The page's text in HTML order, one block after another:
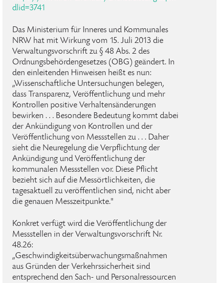
dlid=3741
Das Ministerium für Inneres und Kommunales
NRW hat mit Wirkung vom 15. Juli 2013 die
Verwaltungsvorschrift zu § 48 Abs. 2 des
Ordnungsbehördengesetzes (OBG) geändert. In
den einleitenden Hinweisen heißt es nun:
„Wissenschaftliche Untersuchungen belegen,
dass Transparenz, Veröffentlichung und mehr
Kontrollen positive Verhaltensänderungen
bewirken . . . Besondere Bedeutung kommt dabei
der Ankündigung von Kontrollen und der
Veröffentlichung von Messstellen zu . . . Daher
sieht die Neuregelung die Verpflichtung der
Ankündigung und Veröffentlichung der
kommunalen Messstellen vor. Diese Pflicht
bezieht sich auf die Messörtlichkeiten, die
tagesaktuell zu veröffentlichen sind, nicht aber
die genauen Messzeitpunkte."
Konkret verfügt wird die Veröffentlichung der
Messstellen in der Verwaltungsvorschrift Nr.
48.26:
„Geschwindigkeitsüberwachungsmaßnahmen
aus Gründen der Verkehrssicherheit sind
entsprechend den Sach- und Personalressourcen